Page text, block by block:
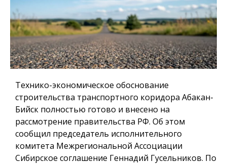
Технико-экономическое обоснование
строительства транспортного коридора Абакан-
Бийск полностью готово и внесено на
рассмотрение правительства РФ. Об этом
сообщил председатель исполнительного
комитета Межрегиональной Ассоциации
Сибирское соглашение Геннадий Гусельников. По